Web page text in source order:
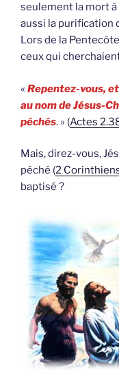
seulement la mort à
aussi la purification
Lors de la
ceux qui
« Repentez-vous,
au nom de Jésus-
péchés. » (Actes
Mais, direz-vous,
péché (2
baptisé ?